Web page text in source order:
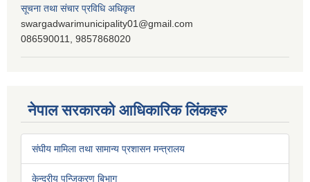
सूचना तथा संचार प्रविधि अधिकृत
swargadwarimunicipality01@gmail.com
086590011, 9857868020
नेपाल सरकारको आधिकारिक लिंकहरु
संघीय मामिला तथा सामान्य प्रशासन मन्त्रालय
केन्द्रीय पन्जिकरण बिभाग